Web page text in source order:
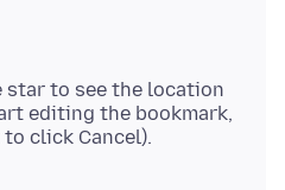
star to see the location
editing the bookmark,